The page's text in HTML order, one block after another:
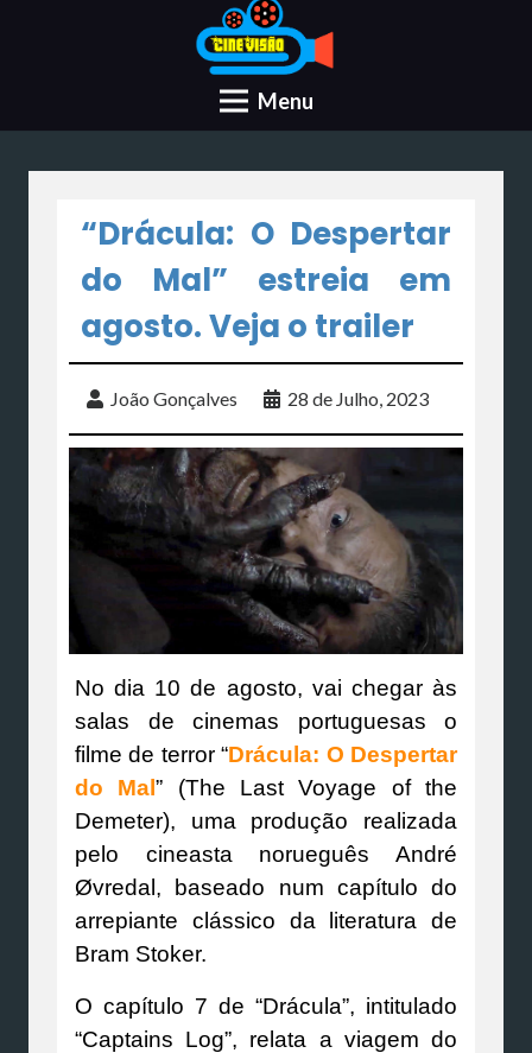
Menu
“Drácula: O Despertar
do Mal” estreia em
agosto. Veja o trailer
João Gonçalves 28 de Julho, 2023
No dia 10 de agosto, vai chegar às
salas de cinemas portuguesas o
filme de terror “Drácula: O Despertar
do Mal” (The Last Voyage of the
Demeter), uma produção realizada
pelo cineasta norueguês André
Øvredal, baseado num capítulo do
arrepiante clássico da literatura de
Bram Stoker.
O capítulo 7 de “Drácula”, intitulado
“Captains Log”, relata a viagem do